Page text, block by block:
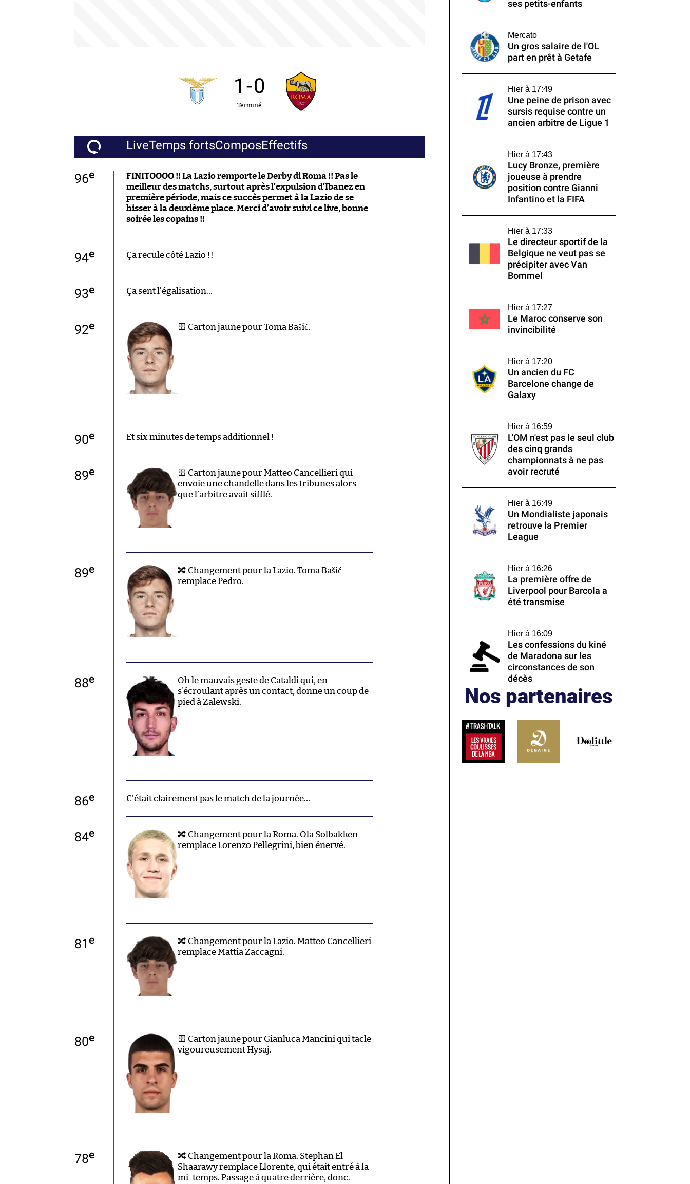
1 -0
Terminé
LiveTemps fortsComposEffectifs
96e
FINITOOOO !! La Lazio remporte le Derby di Roma !! Pas le
meilleur des matchs, surtout après l’expulsion d’Ibanez en
première période, mais ce succès permet à la Lazio de se
hisser à la deuxième place. Merci d’avoir suivi ce live, bonne
soirée les copains !!
94e Ça recule côté Lazio !!
93e Ça sent l’égalisation…
92e 🟨 Carton jaune pour Toma Bašić.
90e Et six minutes de temps additionnel !
89e
🟨 Carton jaune pour Matteo Cancellieri qui
envoie une chandelle dans les tribunes alors
que l’arbitre avait sifflé.
89e
🔀 Changement pour la Lazio. Toma Bašić
remplace Pedro.
88e
Oh le mauvais geste de Cataldi qui, en
s’écroulant après un contact, donne un coup de
pied à Zalewski.
86e C’était clairement pas le match de la journée…
84e
🔀 Changement pour la Roma. Ola Solbakken
remplace Lorenzo Pellegrini, bien énervé.
81 e
🔀 Changement pour la Lazio. Matteo Cancellieri
remplace Mattia Zaccagni.
80e
🟨 Carton jaune pour Gianluca Mancini qui tacle
vigoureusement Hysaj.
78e
🔀 Changement pour la Roma. Stephan El
Shaarawy remplace Llorente, qui était entré à la
mi-temps. Passage à quatre derrière, donc.
ses petits-enfants
Mercato
Un gros salaire de l'OL
part en prêt à Getafe
Hier à 17:49
Une peine de prison avec
sursis requise contre un
ancien arbitre de Ligue 1
Hier à 17:43
Lucy Bronze, première
joueuse à prendre
position contre Gianni
Infantino et la FIFA
Hier à 17:33
Le directeur sportif de la
Belgique ne veut pas se
précipiter avec Van
Bommel
Hier à 17:27
Le Maroc conserve son
invincibilité
Hier à 17:20
Un ancien du FC
Barcelone change de
Galaxy
Hier à 16:59
L'OM n'est pas le seul club
des cinq grands
championnats à ne pas
avoir recruté
Hier à 16:49
Un Mondialiste japonais
retrouve la Premier
League
Hier à 16:26
La première offre de
Liverpool pour Barcola a
été transmise
Hier à 16:09
Les confessions du kiné
de Maradona sur les
circonstances de son
décès
Nos partenaires